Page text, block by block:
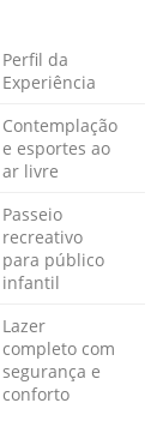
Perfil da
Experiência
Contemplação
e esportes ao
ar livre
Passeio
recreativo
para público
infantil
Lazer
completo com
segurança e
conforto